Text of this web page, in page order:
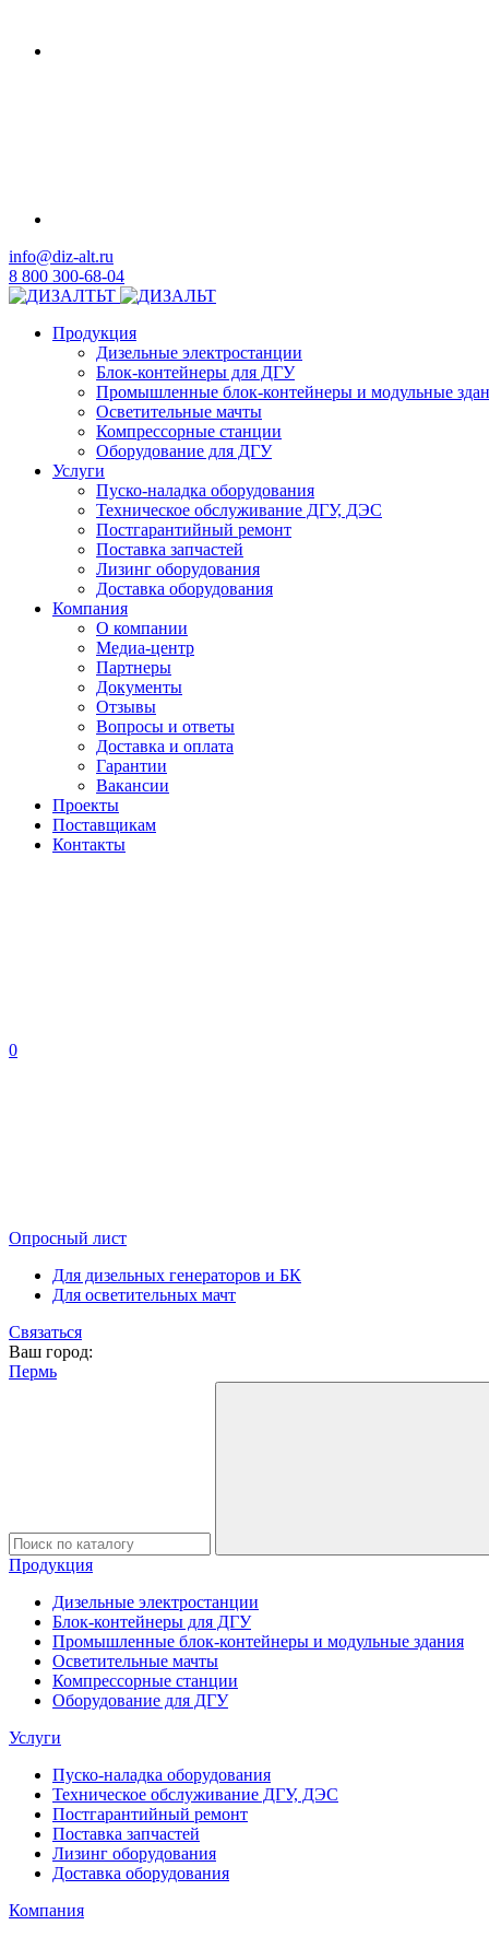
info@diz-alt.ru
8 800 300-68-04
Продукция
Дизельные электростанции
Блок-контейнеры для ДГУ
Промышленные блок-контейнеры и модульные
Осветительные мачты
Компрессорные станции
Оборудование для ДГУ
Услуги
Пуско-наладка оборудования
Техническое обслуживание ДГУ, ДЭС
Постгарантийный ремонт
Поставка запчастей
Лизинг оборудования
Доставка оборудования
Компания
О компании
Медиа-центр
Партнеры
Документы
Отзывы
Вопросы и ответы
Доставка и оплата
Гарантии
Вакансии
Проекты
Поставщикам
Контакты
0
Опросный лист
Для дизельных генераторов и БК
Для осветительных мачт
Связаться
Ваш город:
Пермь
Продукция
Дизельные электростанции
Блок-контейнеры для ДГУ
Промышленные блок-контейнеры и модульные здания
Осветительные мачты
Компрессорные станции
Оборудование для ДГУ
Услуги
Пуско-наладка оборудования
Техническое обслуживание ДГУ, ДЭС
Постгарантийный ремонт
Поставка запчастей
Лизинг оборудования
Доставка оборудования
Компания